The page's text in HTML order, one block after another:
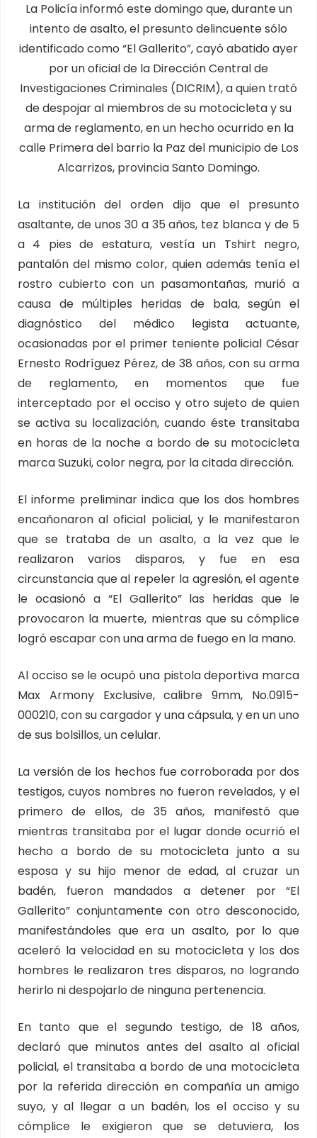
La Policía informó este domingo que, durante un
intento de asalto, el presunto delincuente sólo
identificado como “El Gallerito”, cayó abatido ayer
por un oficial de la Dirección Central de
Investigaciones Criminales (DICRIM), a quien trató
de despojar al miembros de su motocicleta y su
arma de reglamento, en un hecho ocurrido en la
calle Primera del barrio la Paz del municipio de Los
Alcarrizos, provincia Santo Domingo.
La institución del orden dijo que el presunto
asaltante, de unos 30 a 35 años, tez blanca y de 5
a 4 pies de estatura, vestía un Tshirt negro,
pantalón del mismo color, quien además tenía el
rostro cubierto con un pasamontañas, murió a
causa de múltiples heridas de bala, según el
diagnóstico del médico legista actuante,
ocasionadas por el primer teniente policial César
Ernesto Rodríguez Pérez, de 38 años, con su arma
de reglamento, en momentos que fue
interceptado por el occiso y otro sujeto de quien
se activa su localización, cuando éste transitaba
en horas de la noche a bordo de su motocicleta
marca Suzuki, color negra, por la citada dirección.
El informe preliminar indica que los dos hombres
encañonaron al oficial policial, y le manifestaron
que se trataba de un asalto, a la vez que le
realizaron varios disparos, y fue en esa
circunstancia que al repeler la agresión, el agente
le ocasionó a “El Gallerito” las heridas que le
provocaron la muerte, mientras que su cómplice
logró escapar con una arma de fuego en la mano.
Al occiso se le ocupó una pistola deportiva marca
Max Armony Exclusive, calibre 9mm, No.0915-
000210, con su cargador y una cápsula, y en un uno
de sus bolsillos, un celular.
La versión de los hechos fue corroborada por dos
testigos, cuyos nombres no fueron revelados, y el
primero de ellos, de 35 años, manifestó que
mientras transitaba por el lugar donde ocurrió el
hecho a bordo de su motocicleta junto a su
esposa y su hijo menor de edad, al cruzar un
badén, fueron mandados a detener por “El
Gallerito” conjuntamente con otro desconocido,
manifestándoles que era un asalto, por lo que
aceleró la velocidad en su motocicleta y los dos
hombres le realizaron tres disparos, no logrando
herirlo ni despojarlo de ninguna pertenencia.
En tanto que el segundo testigo, de 18 años,
declaró que minutos antes del asalto al oficial
policial, el transitaba a bordo de una motocicleta
por la referida dirección en compañía un amigo
suyo, y al llegar a un badén, los el occiso y su
cómplice le exigieron que se detuviera, los